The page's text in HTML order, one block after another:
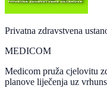
Privatna zdravstvena
MEDICOM
Medicom pruža cjelovitu
planove liječenja uz